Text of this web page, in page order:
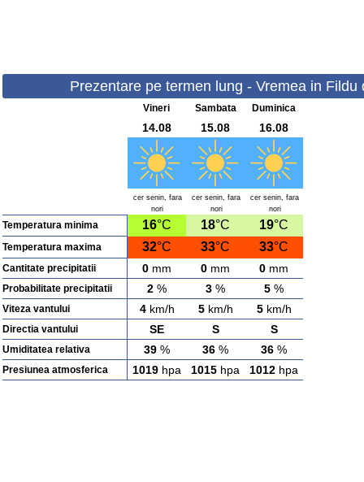
Prezentare pe termen lung - Vremea in
Vineri Sambata Duminica
14.08 15.08 16.08
cer senin, fara
nori
cer senin, fara
nori
cer senin, fara
nori
Temperatura minima 16°C 18°C 19°C
Temperatura maxima 32°C 33°C 33°C
Cantitate precipitatii 0 mm 0 mm 0 mm
Probabilitate precipitatii 2 % 3 % 5 %
Viteza vantului 4km/h 5km/h 5km/h
Directia vantului SE S S
Umiditatea relativa 39 % 36 % 36 %
Presiunea atmosferica 1019 hpa 1015 hpa 1012 hpa